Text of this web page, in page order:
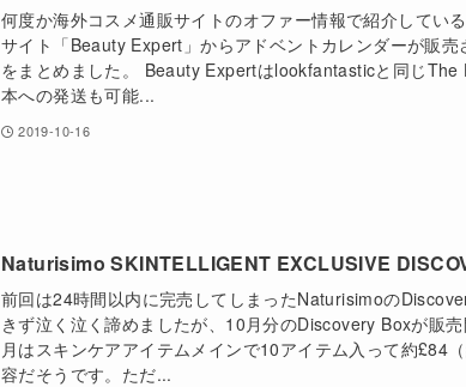
何度か海外コスメ通販サイトのオファー情報で紹介してい
サイト「Beauty Expert」からアドベントカレンダーが販売
をまとめました。 Beauty Expertはlookfantasticと同じThe
本への発送も可能...
2019-10-16
Naturisimo SKINTELLIGENT EXCLUSIVE
前回は24時間以内に完売してしまったNaturisimoの
きず泣く泣く諦めましたが、10月分のDiscovery Boxが販
月はスキンケアアイテムメインで10アイテム入って約£84
容だそうです。ただ...